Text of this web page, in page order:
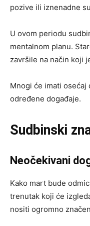
pozive ili iznenadne
U ovom periodu
mentalnom planu.
završile na način koji
Mnogi će imati
određene događaje.
Sudbinski
Neočekivani
Kako mart bude
trenutak koji će
nositi ogromno